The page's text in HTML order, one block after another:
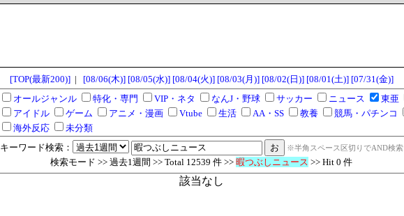
[TOP(最新200)]| [08/06(木)] [08/05(水)] [08/04(火)] [08/03(月)] [08/02(日)] [08/01(土)] [07/31(金)]
オールジャンル
特化・専門 VIP・ネタ なんJ・野球 サッカー ニュース 東亜
アイドル
ゲーム アニメ・漫画 Vtube 生活 AA・SS 教養 競馬・パチンコ
海外反応
未分類
キーワード検索：
※半角スペース区切りでAND検索
検索モード >> 過去1週間 >> Total 12539 件 >> 暇つぶしニュース >> Hit 0 件
該当なし